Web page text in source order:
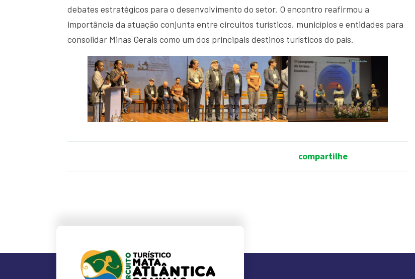
debates estratégicos para o desenvolvimento do setor. O encontro reafirmou a
importância da atuação conjunta entre circuitos turísticos, municípios e entidades para
consolidar Minas Gerais como um dos principais destinos turísticos do país.
compartilhe